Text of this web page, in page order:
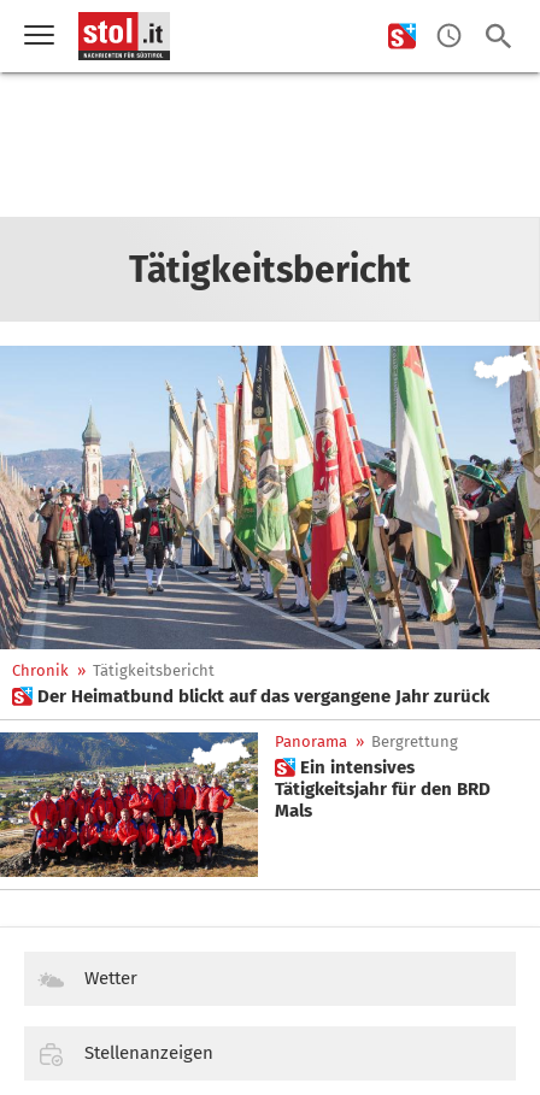
Tätigkeitsbericht
Chronik » Tätigkeitsbericht
 Der Heimatbund blickt auf das vergangene Jahr zurück
Panorama » Bergrettung
 Ein intensives
Tätigkeitsjahr für den BRD
Mals
Wetter
Stellenanzeigen